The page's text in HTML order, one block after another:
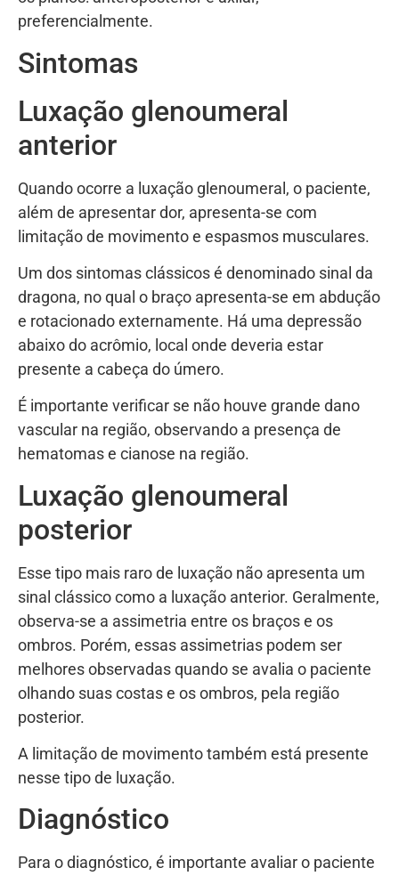
preferencialmente.
Sintomas
Luxação glenoumeral
anterior
Quando ocorre a luxação glenoumeral, o paciente,
além de apresentar dor, apresenta-se com
limitação de movimento e espasmos musculares.
Um dos sintomas clássicos é denominado sinal da
dragona, no qual o braço apresenta-se em abdução
e rotacionado externamente. Há uma depressão
abaixo do acrômio, local onde deveria estar
presente a cabeça do úmero.
É importante verificar se não houve grande dano
vascular na região, observando a presença de
hematomas e cianose na região.
Luxação glenoumeral
posterior
Esse tipo mais raro de luxação não apresenta um
sinal clássico como a luxação anterior. Geralmente,
observa-se a assimetria entre os braços e os
ombros. Porém, essas assimetrias podem ser
melhores observadas quando se avalia o paciente
olhando suas costas e os ombros, pela região
posterior.
A limitação de movimento também está presente
nesse tipo de luxação.
Diagnóstico
Para o diagnóstico, é importante avaliar o paciente